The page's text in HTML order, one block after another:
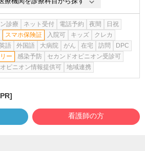
診療 ネット受付 電話予約 夜間
日祝
スマホ保険証 入院可 キッズ
クレカ
語 外国語 大病院 がん 在宅 訪問
DPC
ー
感染予防
セカンドオピニオン受診可
ピニオン情報提供可
地域連携
看護師の方